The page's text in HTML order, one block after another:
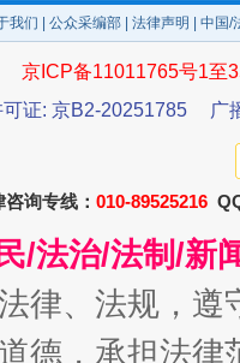
我们 公众采编部 法律声明 | 中国
京ICP备11011765号1至
可证: 京B2-20251785
广
询专线： 010-89525216
/法治/法制/新
律、法规，
德，承担法